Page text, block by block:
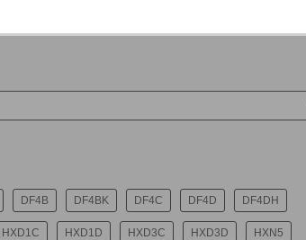
DF4B DF4BK DF4C DF4D DF4DH
HXD1C HXD1D HXD3C HXD3D HXN5